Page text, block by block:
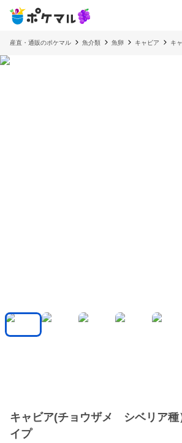
産直・通販のポケマル 魚介類 魚卵 キャビア キ
キャビア(チョウザメ シベリア種
イプ